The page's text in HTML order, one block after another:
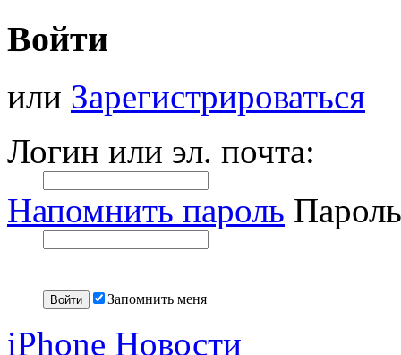
Войти
или Зарегистрироваться
Логин или эл. почта:
Напомнить пароль
Запомнить меня
iPhone Новости